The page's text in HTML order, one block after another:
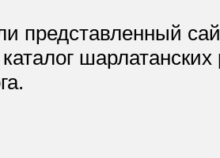
представленный